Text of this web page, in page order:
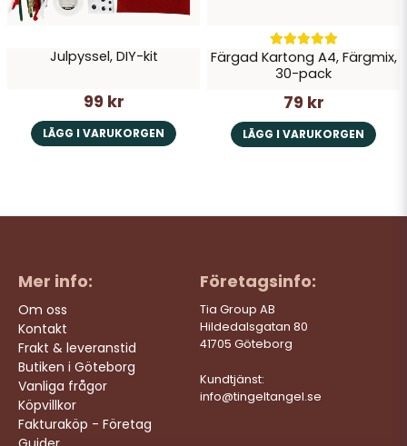
Julpyssel, DIY-kit
99 kr
LÄGG I VARUKORGEN
Färgad Kartong A4, Färgmix,
30-pack
79 kr
LÄGG I VARUKORGEN
Mer info:
Om oss
Kontakt
Frakt & leveranstid
Butiken i Göteborg
Vanliga frågor
Köpvillkor
Fakturaköp - Företag
Företagsinfo:
Tia Group AB
Hildedalsgatan 80
41705 Göteborg
Kundtjänst:
info@tingeltangel.se